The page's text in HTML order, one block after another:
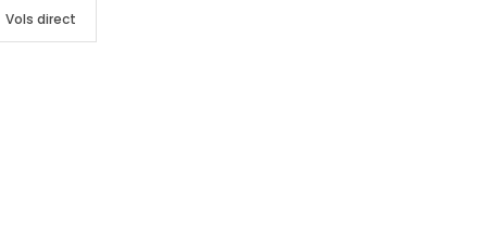
Vols direct